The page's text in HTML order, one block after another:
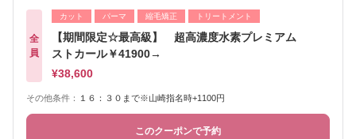
全
員
カット パーマ 縮毛矯正 トリートメント
【期間限定☆最高級】 超高濃度水素プレミアム
ストカール￥41900→
¥38,600
その他条件： １６：３０まで※山崎指名時+1100円
このクーポンで予約